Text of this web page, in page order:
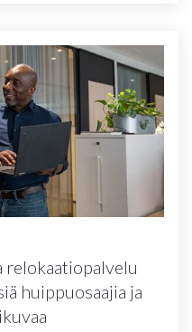
relokaatiopalvelu
huippuosaajia ja